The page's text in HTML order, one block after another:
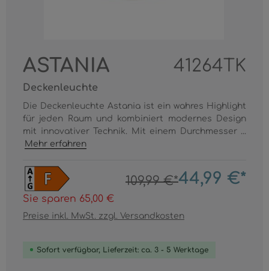
ASTANIA 41264TK
Deckenleuchte
Die Deckenleuchte Astania ist ein wahres Highlight
für jeden Raum und kombiniert modernes Design
mit innovativer Technik. Mit einem Durchmesser ...
Mehr erfahren
109,99 €*44,99 €*
Sie sparen 65,00 €
Preise inkl. MwSt. zzgl. Versandkosten
Sofort verfügbar, Lieferzeit: ca. 3 - 5 Werktage